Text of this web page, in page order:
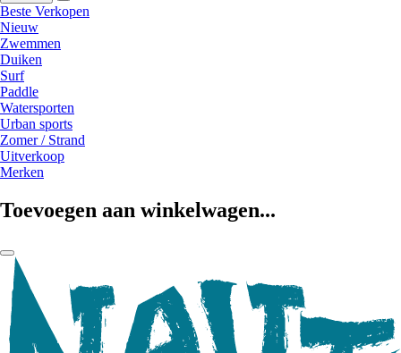
Beste Verkopen
Nieuw
Zwemmen
Duiken
Surf
Paddle
Watersporten
Urban sports
Zomer / Strand
Uitverkoop
Merken
Toevoegen aan winkelwagen...